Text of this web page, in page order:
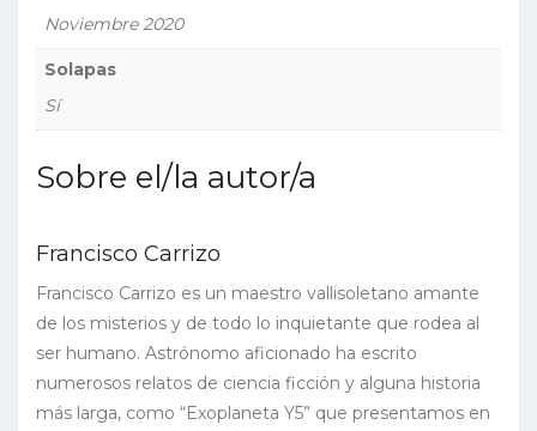
Noviembre 2020
Solapas
Sí
Sobre el/la autor/a
Francisco Carrizo
Francisco Carrizo es un maestro vallisoletano amante
de los misterios y de todo lo inquietante que rodea al
ser humano. Astrónomo aficionado ha escrito
numerosos relatos de ciencia ficción y alguna historia
más larga, como “Exoplaneta Y5” que presentamos en